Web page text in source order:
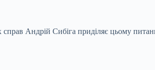
справ Андрій Сибіга приділяє цьому